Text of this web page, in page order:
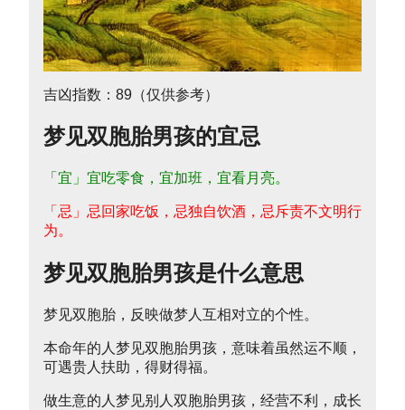
吉凶指数：89（仅供参考）
梦见双胞胎男孩的宜忌
「宜」宜吃零食，宜加班，宜看月亮。
「忌」忌回家吃饭，忌独自饮酒，忌斥责不文明行
为。
梦见双胞胎男孩是什么意思
梦见双胞胎，反映做梦人互相对立的个性。
本命年的人梦见双胞胎男孩，意味着虽然运不顺，
可遇贵人扶助，得财得福。
做生意的人梦见别人双胞胎男孩，经营不利，成长